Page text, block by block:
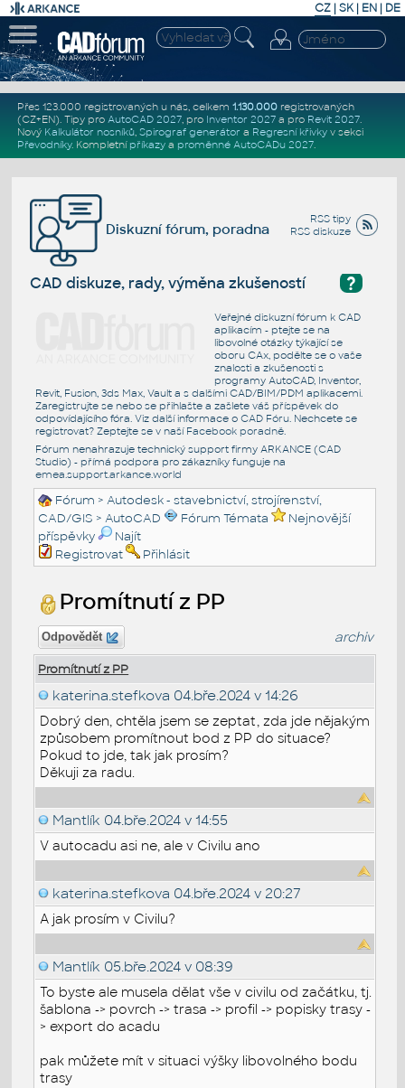
CZ | SK| EN | DE
Přes 123.000 registrovaných u nás, celkem 1.130.000registrovaných
(CZ+EN). Tipy pro AutoCAD 2027, pro Inventor 2027a pro Revit 2027.
Nový Kalkulátor nosníků, Spirograf generátor a Regresní křivkyv sekci
Převodníky. Kompletní příkazya proměnné AutoCADu 2027.
RSS tipy
RSS diskuze
Diskuzní fórum, poradna
?
CAD diskuze, rady, výměna zkušeností
Veřejné diskuzní fórum k CAD
aplikacím - ptejte se na
libovolné otázky týkající se
oboru CAx, podělte se o vaše
znalosti a zkušenosti s
programy AutoCAD, Inventor,
Revit, Fusion, 3ds Max, Vault a s dalšími CAD/BIM/PDM aplikacemi.
Zaregistrujte se nebo se přihlašte a zašlete váš příspěvek do
odpovídajícího fóra. Viz další informace o CAD Fóru. Nechcete se
registrovat? Zeptejte se v naší Facebook poradně.
Fórum nenahrazuje technický support firmy ARKANCE (CAD
Studio) - přímá podpora pro zákazníky funguje na
emea.support.arkance.world
Fórum >Autodesk - stavebnictví, strojírenství,
CAD/GIS >AutoCAD Fórum Témata
Nejnovější
příspěvky
Najít
Registrovat
Přihlásit
Promítnutí z PP
Odpovědět archiv
Promítnutí z PP
katerina.stefkova 04.bře.2024 v 14:26
Dobrý den, chtěla jsem se zeptat, zda jde nějakým
způsobem promítnout bod z PP do situace?
Pokud to jde, tak jak prosím?
Děkuji za radu.
Mantlík 04.bře.2024 v 14:55
V autocadu asi ne, ale v Civilu ano
katerina.stefkova 04.bře.2024 v 20:27
A jak prosím v Civilu?
Mantlík 05.bře.2024 v 08:39
To byste ale musela dělat vše v civilu od začátku, tj.
šablona -> povrch -> trasa -> profil -> popisky trasy -
> export do acadu
pak můžete mít v situaci výšky libovolného bodu
trasy